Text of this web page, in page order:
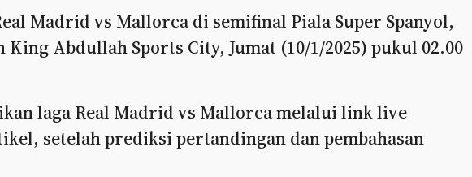
Madrid vs Mallorca di semifinal Piala Super Spanyol,
Abdullah Sports City, Jumat (10/1/2025) pukul 02.00
laga Real Madrid vs Mallorca melalui link live
setelah prediksi pertandingan dan pembahasan